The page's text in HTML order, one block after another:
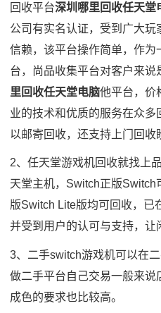
回收平台深圳哪里回收任天堂
公司有实名认证，受到广大玩
信赖，该平台操作简单，作
台，尚品收集平台对客户来说
里回收任天堂电脑他平台，价
业的技术和优质的服务在众
以邮寄回收，还支持上门回收
2、任天堂游戏机回收就找上
天堂主机，Switch正版
版Switch Lite版均可回收，已
并受到用户的认可与支持，让
3、二手switch游戏机可以在
做二手平台自己交易一般来
成色的要求也比较高。